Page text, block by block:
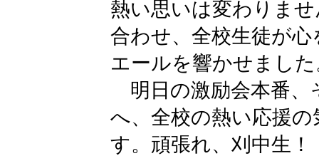
熱い思いは変わりま
合わせ、全校生徒が
エールを響かせまし
明日の激励会本番、
へ、全校の熱い応援
す。頑張れ、刈中生！